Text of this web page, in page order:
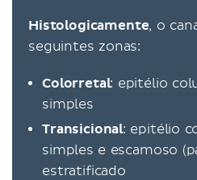
Histologicamente, o
seguintes zonas:
Colorretal: epitélio
simples
Transicional: epitélio
simples e escamoso
estratificado